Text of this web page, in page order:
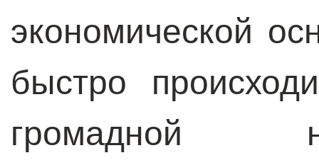
экономической
быстро
громадной